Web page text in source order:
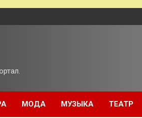
МОДА МУЗЫКА ТЕАТР